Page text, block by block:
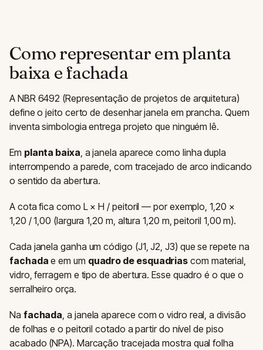
Como representar em planta
baixa e fachada
A NBR 6492 (Representação de projetos de arquitetura)
define o jeito certo de desenhar janela em prancha. Quem
inventa simbologia entrega projeto que ninguém lê.
Em planta baixa , a janela aparece como linha dupla
interrompendo a parede, com tracejado de arco indicando
o sentido da abertura.
A cota fica como L × H / peitoril — por exemplo, 1,20 ×
1,20 / 1,00 (largura 1,20 m, altura 1,20 m, peitoril 1,00 m).
Cada janela ganha um código (J1, J2, J3) que se repete na
fachada e em um quadro de esquadrias com material,
vidro, ferragem e tipo de abertura. Esse quadro é o que o
serralheiro orça.
Na fachada , a janela aparece com o vidro real, a divisão
de folhas e o peitoril cotado a partir do nível de piso
acabado (NPA). Marcação tracejada mostra qual folha